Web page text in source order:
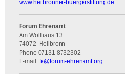
www.heilbronner-buergerstiftung.de
Forum Ehrenamt
Am Wollhaus 13
74072
Heilbronn
Phone 07131 8732302
E-mail: fe@forum-ehrenamt.org